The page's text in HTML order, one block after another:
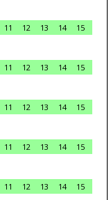
11 12 13 14
15
11 12 13 14
15
11 12 13 14
15
11 12 13 14
15
11 12 13 14
15